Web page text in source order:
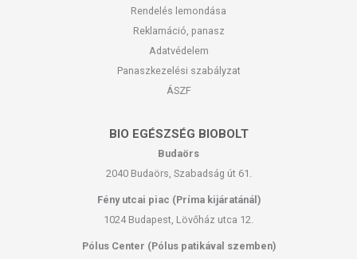
Rendelés lemondása
Reklamáció, panasz
Adatvédelem
Panaszkezelési szabályzat
ÁSZF
BIO EGÉSZSÉG BIOBOLT
Budaörs
2040 Budaörs, Szabadság út 61.
Fény utcai piac (Príma kijáratánál)
1024 Budapest, Lövőház utca 12.
Pólus Center (Pólus patikával szemben)